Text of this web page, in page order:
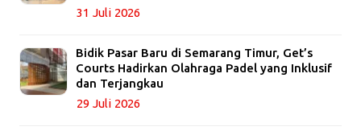
31 Juli 2026
Bidik Pasar Baru di Semarang Timur, Get’s
Courts Hadirkan Olahraga Padel yang Inklusif
dan Terjangkau
29 Juli 2026